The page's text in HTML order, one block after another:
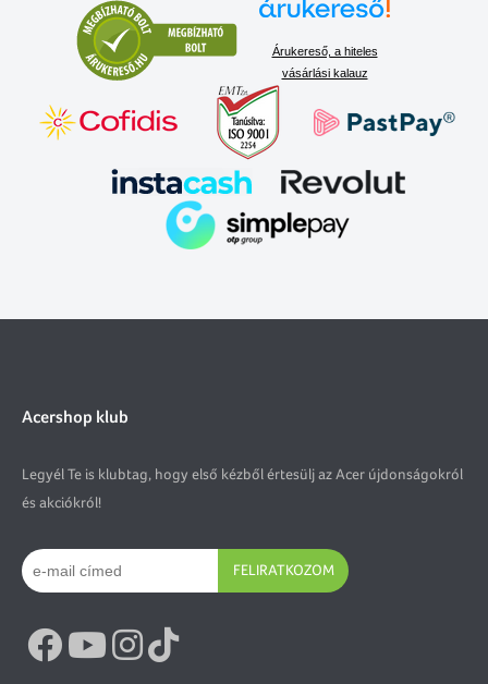
Árukereső, a hiteles
vásárlási kalauz
Acershop klub
Legyél Te is klubtag, hogy első kézből értesülj az Acer újdonságokról
és akciókról!
FELIRATKOZOM